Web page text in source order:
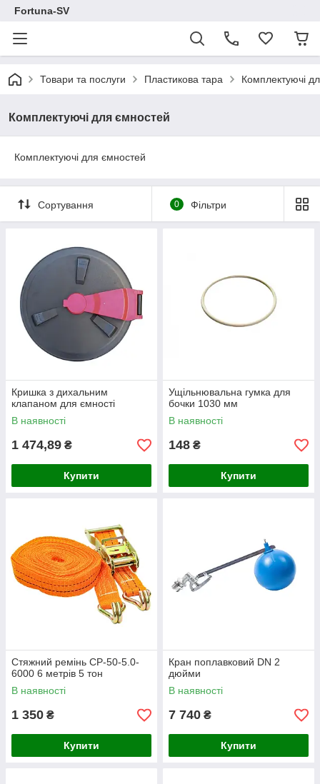
Fortuna-SV
Товари та послуги Пластикова тара Комплектуючі
Комплектуючі для ємностей
Комплектуючі для ємностей
Сортування 0 Фільтри
Кришка з дихальним
клапаном для ємності
В наявності
1 474,89 ₴
Купити
Ущільнювальна гумка для
бочки 1030 мм
В наявності
148 ₴
Купити
Стяжний ремінь СР-50-5.0-
6000 6 метрів 5 тон
В наявності
1 350 ₴
Купити
Кран поплавковий DN 2
дюйми
В наявності
7 740 ₴
Купити